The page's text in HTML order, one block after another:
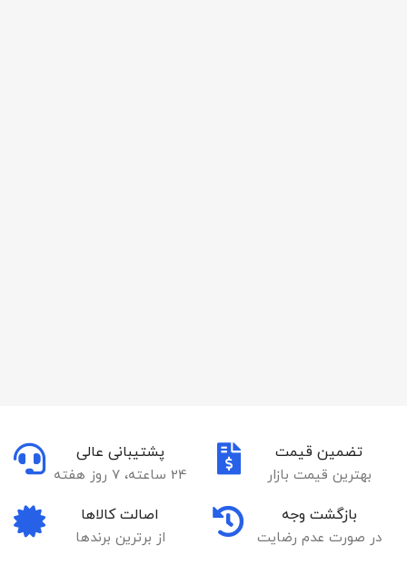
تضمین قیمت
بهترین قیمت بازار
پشتیبانی عالی
24 ساعته، 7 روز هفته
بازگشت وجه
در صورت عدم رضایت
اصالت کالاها
از برترین برندها